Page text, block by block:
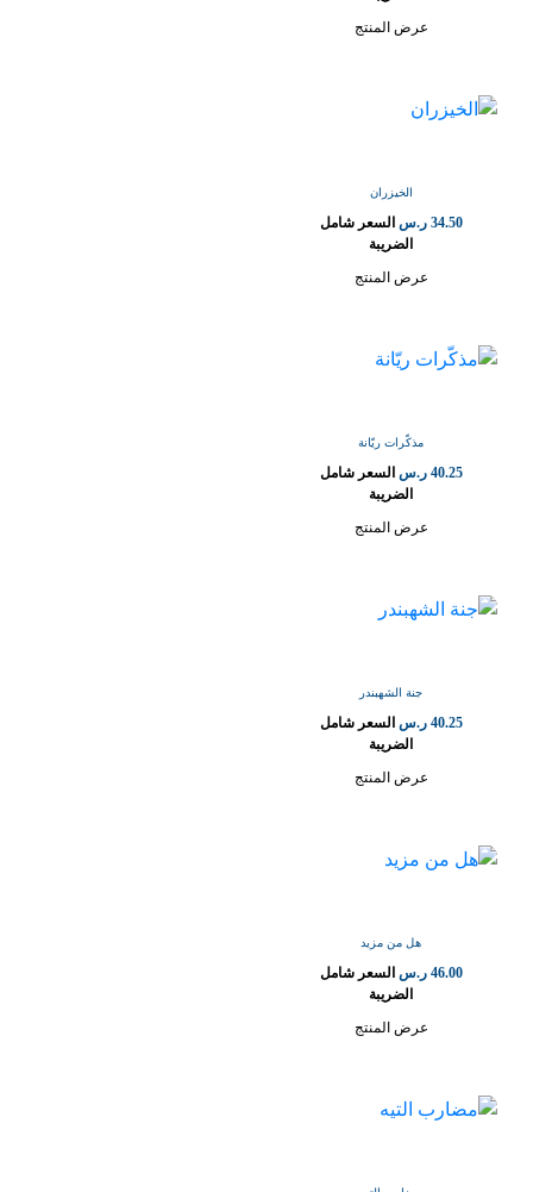
عرض المنتج
الخيزران
34.50 ر.س السعر شامل
الضريبة
عرض المنتج
مذكّرات ريّانة
40.25 ر.س السعر شامل
الضريبة
عرض المنتج
جنة الشهبندر
40.25 ر.س السعر شامل
الضريبة
عرض المنتج
هل من مزيد
46.00 ر.س السعر شامل
الضريبة
عرض المنتج